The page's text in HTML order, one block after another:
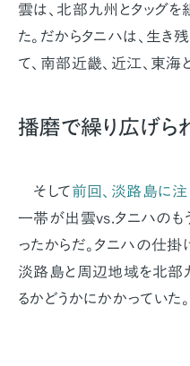
雲は、北部九州とタッグを
た。だからタニハは、生き
て、南部近畿、近江、東海
播磨で繰り広げら
そして前回、淡路島に注
一帯が出雲vs.タニハのも
ったからだ。タニハの仕掛
淡路島と周辺地域を北部
るかどうかにかかってい